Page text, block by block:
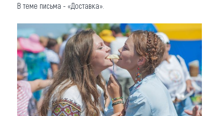
В теме письма - «Доставка».